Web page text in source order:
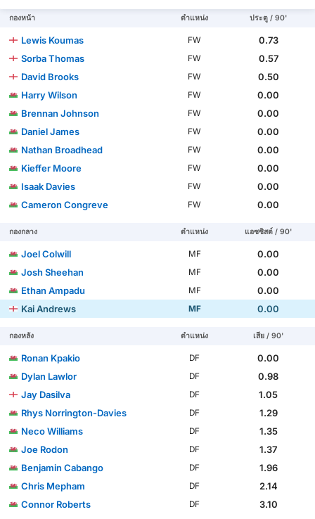
กองหน้า ตำแหน่ง ประตู / 90'
Lewis Koumas FW
0.73
Sorba Thomas
FW
0.57
David Brooks
FW
0.50
Harry Wilson
FW
0.00
Brennan Johnson
FW
0.00
Daniel James
FW
0.00
Nathan Broadhead
FW
0.00
Kieffer Moore
FW
0.00
Isaak Davies
FW
0.00
Cameron Congreve
FW 0.00
กองกลาง ตำแหน่ง แอซซิสต์ / 90'
Joel Colwill MF
0.00
Josh Sheehan
MF
0.00
Ethan Ampadu
MF
0.00
Kai Andrews
MF 0.00
กองหลัง ตำแหน่ง เสีย / 90'
Ronan Kpakio DF
0.00
Dylan Lawlor
DF
0.98
Jay Dasilva
DF
1.05
Rhys Norrington-Davies
DF
1.29
Neco Williams
DF
1.35
Joe Rodon
DF
1.37
Benjamin Cabango
DF
1.96
Chris Mepham
DF
2.14
Connor Roberts
DF 3.10